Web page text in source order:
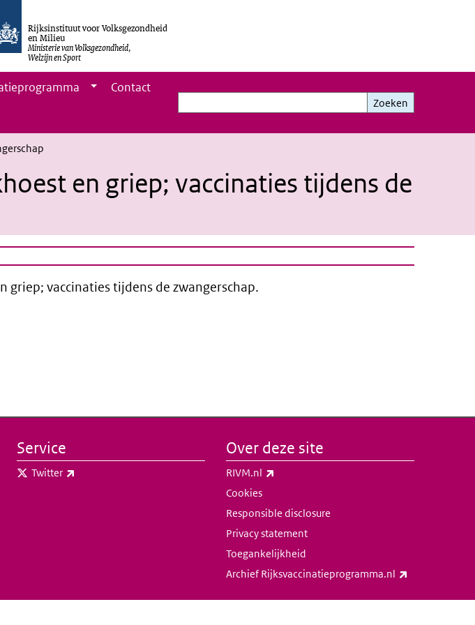
Rijksinstituut voor Volksgezondheid
en Milieu
Ministerie van Volksgezondheid,
Welzijn en Sport
Contact
Zoeken
Zoeken
en griep; vaccinaties tijdens de
vaccinaties tijdens de zwangerschap.
Service
Twitter
Over deze site
RIVM.nl
Cookies
Responsible disclosure
Privacy statement
Toegankelijkheid
Archief Rijksvaccinatieprogramma.nl